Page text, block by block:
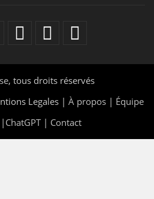
, tous droits réservés
Legales | À propos | Équipe
ChatGPT| Contact